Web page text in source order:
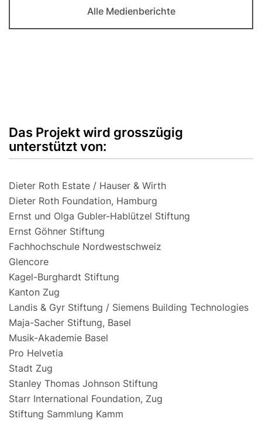
Alle Medienberichte
Das Projekt wird grosszügig
unterstützt von:
Dieter Roth Estate / Hauser & Wirth
Dieter Roth Foundation, Hamburg
Ernst und Olga Gubler-Hablützel Stiftung
Ernst Göhner Stiftung
Fachhochschule Nordwestschweiz
Glencore
Kagel-Burghardt Stiftung
Kanton Zug
Landis & Gyr Stiftung / Siemens Building Technologies
Maja-Sacher Stiftung, Basel
Musik-Akademie Basel
Pro Helvetia
Stadt Zug
Stanley Thomas Johnson Stiftung
Starr International Foundation, Zug
Stiftung Sammlung Kamm